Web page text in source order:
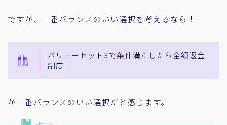
ですが、一番バランスのいい選択を考えるなら！
バリューセット3で条件満たしたら全額返金
制度
が一番バランスのいい選択だと感じます。